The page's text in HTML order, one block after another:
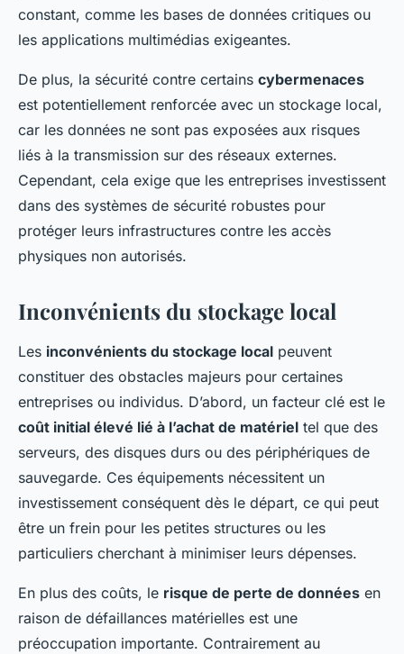
constant, comme les bases de données critiques ou
les applications multimédias exigeantes.
De plus, la sécurité contre certains cybermenaces
est potentiellement renforcée avec un stockage local,
car les données ne sont pas exposées aux risques
liés à la transmission sur des réseaux externes.
Cependant, cela exige que les entreprises investissent
dans des systèmes de sécurité robustes pour
protéger leurs infrastructures contre les accès
physiques non autorisés.
Inconvénients du stockage local
Les inconvénients du stockage local peuvent
constituer des obstacles majeurs pour certaines
entreprises ou individus. D’abord, un facteur clé est le
coût initial élevé lié à l’achat de matériel tel que des
serveurs, des disques durs ou des périphériques de
sauvegarde. Ces équipements nécessitent un
investissement conséquent dès le départ, ce qui peut
être un frein pour les petites structures ou les
particuliers cherchant à minimiser leurs dépenses.
En plus des coûts, le risque de perte de données en
raison de défaillances matérielles est une
préoccupation importante. Contrairement au